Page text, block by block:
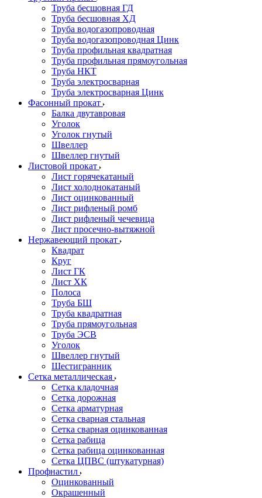
Труба бесшовная ГД
Труба бесшовная ХД
Труба водогазопроводная
Труба водогазопроводная Цинк
Труба профильная квадратная
Труба профильная прямоугольная
Труба НКТ
Труба электросварная
Труба электросварная Цинк
Фасонный прокат
Балка двутавровая
Уголок
Уголок гнутый
Швеллер
Швеллер гнутый
Листовой прокат
Лист горячекатаный
Лист холоднокатаный
Лист оцинкованный
Лист рифленый ромб
Лист рифленый чечевица
Лист просечно-вытяжной
Нержавеющий прокат
Квадрат
Круг
Лист ГК
Лист ХК
Полоса
Труба БШ
Труба квадратная
Труба прямоугольная
Труба ЭСВ
Уголок
Швеллер гнутый
Шестигранник
Сетка металлическая
Сетка кладочная
Сетка дорожная
Сетка арматурная
Сетка сварная стальная
Сетка сварная оцинкованная
Сетка рабица
Сетка рабица оцинкованная
Сетка ЦПВС (штукатурная)
Профнастил
Оцинкованный
Окрашенный